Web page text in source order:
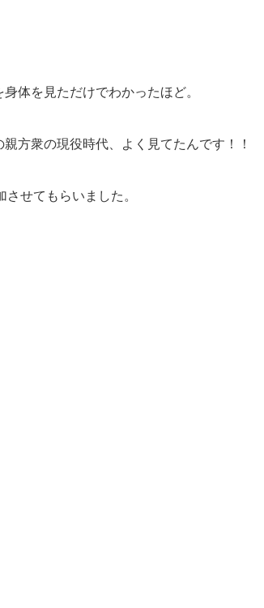
体を見ただけでわかったほど。
方衆の現役時代、よく見てたんです！！
せてもらいました。